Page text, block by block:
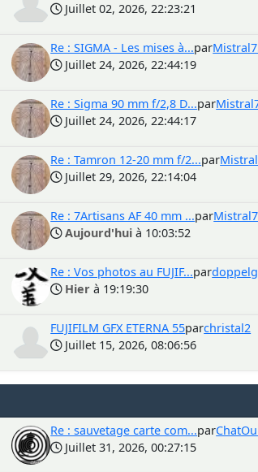
Juillet 02, 2026, 22:23:21
Re : SIGMA - Les mises à...par
Juillet 24, 2026, 22:44:19
Re : Sigma 90 mm f/2,8 D...par
Juillet 24, 2026, 22:44:17
Re : Tamron 12-20 mm f/2...par
Juillet 29, 2026, 22:14:04
Re : 7Artisans AF 40 mm ...par
Aujourd'hui à 10:03:52
Re : Vos photos au FUJIF...par
Hier à 19:19:30
FUJIFILM GFX ETERNA 55parchristal2
Juillet 15, 2026, 08:06:56
Re : sauvetage carte com...par
Juillet 31, 2026, 00:27:15